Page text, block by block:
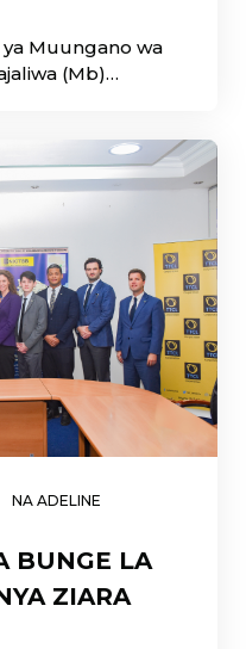
Muungano wa
(Mb)
NA ADELINE
BUNGE LA
ZIARA